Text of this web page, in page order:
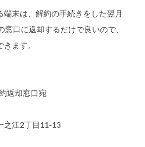
端末は、解約の手続きをした翌月
窓口に返却するだけで良いので、
ます。
返却窓口宛
之江2丁目11-13